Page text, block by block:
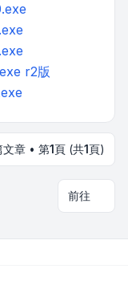
r2版
文章 • 第1頁 (共1頁)
前往